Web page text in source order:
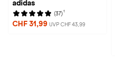
adidas
(37) 1
CHF 31,99 UVP CHF 43,99